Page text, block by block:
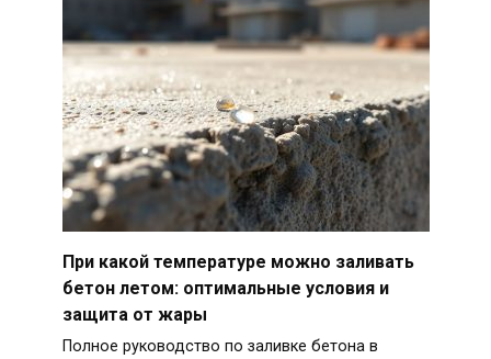
При какой температуре можно заливать
бетон летом: оптимальные условия и
защита от жары
Полное руководство по заливке бетона в